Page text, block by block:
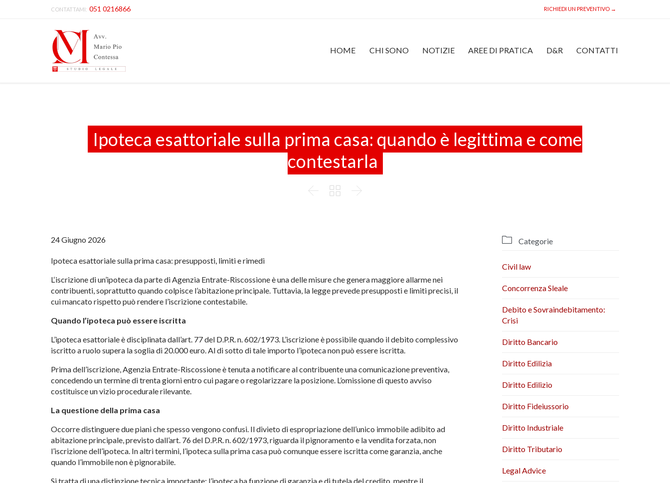
CONTATTAMI: 051 0216866 RICHIEDI UN PREVENTIVO →
HOME CHI SONO NOTIZIE AREE DI PRATICA D&R CONTATTI
Ipoteca esattoriale sulla prima casa: quando è legittima e come
contestarla
  
24 Giugno 2026
Ipoteca esattorialesulla prima casa: presupposti, limiti e rimedi
L‘iscrizione di un’ipoteca da parte diAgenzia Entrate-Riscossione èuna delle misure che generamaggiore allarme nei
contribuenti,soprattutto quando colpisce l’abitazione principale. Tuttavia, la legge prevede presuppostie limiti precisi, il
cuimancato rispetto può rendere l’iscrizione contestabile.
Quando l’ipoteca può essere iscritta
L’ipoteca esattoriale è disciplinatadall’art. 77 del D.P.R. n. 602/1973. L’iscrizione è possibile quando ildebito complessivo
iscritto a ruolo supera la soglia di 20.000 euro.Al di sotto di tale importo l’ipotecanon può essere iscritta.
Primadell’iscrizione, Agenzia Entrate-Riscossione è tenuta anotificare al contribuente unacomunicazione preventiva,
concedendo untermine di trenta giorni entro cui pagare o regolarizzare laposizione. L’omissione di questo avviso
costituisce un vizio procedurale rilevante.
La questione della prima casa
Occorre distinguere due piani che spesso vengono confusi. Il divieto diespropriazione dell’unico immobileadibito ad
abitazione principale,previsto dall’art. 76 del D.P.R.n. 602/1973, riguarda ilpignoramento e la vendita forzata, non
l’iscrizione dell’ipoteca. In altritermini, l’ipoteca sulla prima casapuò comunque essere iscrittacome garanzia, anche
quando l’immobile non è pignorabile.
Sitratta di una distinzione tecnica importante: l’ipoteca hafunzione di garanzia e di tutela delcredito, mentre il
 Categorie
Civil law
Concorrenza Sleale
Debito e Sovraindebitamento:
Crisi
Diritto Bancario
Diritto Edilizia
Diritto Edilizio
Diritto Fideiussorio
Diritto Industriale
Diritto Tributario
Legal Advice